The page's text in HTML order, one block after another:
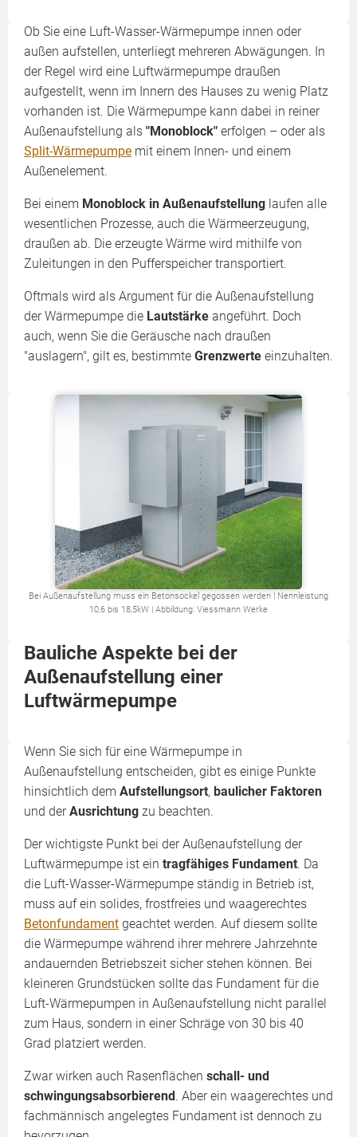
Ob Sie eine Luft-Wasser-Wärmepumpe innen oder
außen aufstellen, unterliegt mehreren Abwägungen. In
der Regel wird eine Luftwärmepumpe draußen
aufgestellt, wenn im Innern des Hauses zu wenig Platz
vorhanden ist. Die Wärmepumpe kann dabei in reiner
Außenaufstellung als "Monoblock" erfolgen – oder als
Split-Wärmepumpe mit einem Innen- und einem
Außenelement.
Bei einem Monoblock in Außenaufstellung laufen alle
wesentlichen Prozesse, auch die Wärmeerzeugung,
draußen ab. Die erzeugte Wärme wird mithilfe von
Zuleitungen in den Pufferspeicher transportiert.
Oftmals wird als Argument für die Außenaufstellung
der Wärmepumpe die Lautstärke angeführt. Doch
auch, wenn Sie die Geräusche nach draußen
"auslagern", gilt es, bestimmte Grenzwerte einzuhalten.
Bei Außenaufstellung muss ein Betonsockel gegossen werden | Nennleistung
10,6 bis 18,5kW | Abbildung: Viessmann Werke
Bauliche Aspekte bei der
Außenaufstellung einer
Luftwärmepumpe
Wenn Sie sich für eine Wärmepumpe in
Außenaufstellung entscheiden, gibt es einige Punkte
hinsichtlich dem Aufstellungsort, baulicher Faktoren
und derAusrichtung zu beachten.
Der wichtigste Punkt bei der Außenaufstellung der
Luftwärmepumpe ist ein tragfähiges Fundament. Da
die Luft-Wasser-Wärmepumpe ständig in Betrieb ist,
muss auf ein solides, frostfreies und waagerechtes
Betonfundament geachtet werden. Auf diesem sollte
die Wärmepumpe während ihrer mehrere Jahrzehnte
andauernden Betriebszeit sicher stehen können. Bei
kleineren Grundstücken sollte das Fundament für die
Luft-Wärmepumpen in Außenaufstellung nicht parallel
zum Haus, sondern in einer Schräge von 30 bis 40
Grad platziert werden.
Zwar wirken auch Rasenflächen schall- und
schwingungsabsorbierend. Aber ein waagerechtes und
fachmännisch angelegtes Fundament ist dennoch zu